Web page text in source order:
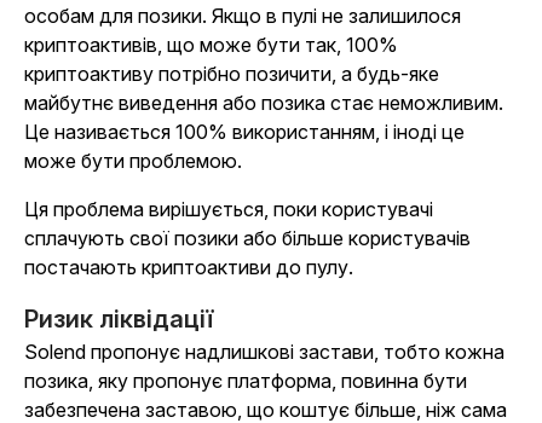
особам для позики. Якщо в пулі не залишилося
криптоактивів, що може бути так, 100%
криптоактиву потрібно позичити, а будь-яке
майбутнє виведення або позика стає неможливим.
Це називається 100% використанням, і іноді це
може бути проблемою.
Ця проблема вирішується, поки користувачі
сплачують свої позики або більше користувачів
постачають криптоактиви до пулу.
Ризик ліквідації
Solend пропонує надлишкові застави, тобто кожна
позика, яку пропонує платформа, повинна бути
забезпечена заставою, що коштує більше, ніж сама